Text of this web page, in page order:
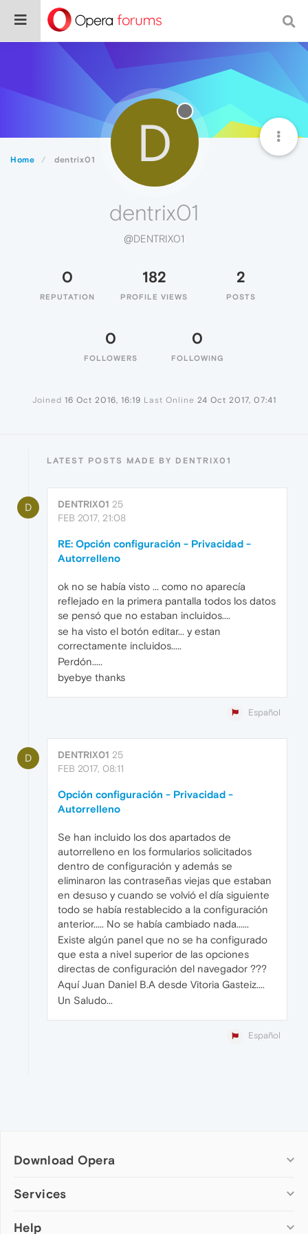
Home dentrix01 D
dentrix01
@DENTRIX01
0
REPUTATION
182
PROFILE VIEWS
2
POSTS
0
FOLLOWERS
0
FOLLOWING
Joined 16 Oct 2016, 16:19 Last Online 24 Oct 2017, 07:41
LATEST POSTS MADE BY DENTRIX01
D DENTRIX01 25
FEB 2017, 21:08
RE: Opción configuración - Privacidad -
Autorrelleno
ok no se había visto ... como no aparecía
reflejado en la primera pantalla todos los datos
se pensó que no estaban incluidos....
se ha visto el botón editar... y estan
correctamente incluidos.....
Perdón.....
byebye thanks
Español
D DENTRIX01 25
FEB 2017, 08:11
Opción configuración - Privacidad -
Autorrelleno
Se han incluido los dos apartados de
autorrelleno en los formularios solicitados
dentro de configuración y además se
eliminaron las contraseñas viejas que estaban
en desuso y cuando se volvió el día siguiente
todo se había restablecido a la configuración
anterior..... No se había cambiado nada......
Existe algún panel que no se ha configurado
que esta a nivel superior de las opciones
directas de configuración del navegador ???
Aquí Juan Daniel B.A desde Vitoria Gasteiz....
Un Saludo...
Español
Download Opera
Computer browsers
Opera for Mac
Services
Add-ons
Help